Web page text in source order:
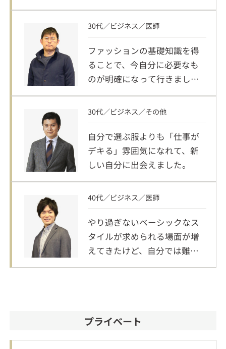
感。
30代／ビジネス／医師
ファッションの基礎知識を得
ることで、今自分に必要なも
のが明確になって行きまし
た！
30代／ビジネス／その他
自分で選ぶ服よりも「仕事が
デキる」雰囲気になれて、新
しい自分に出会えました。
40代／ビジネス／医師
やり過ぎないベーシックなス
タイルが求められる場面が増
えてきたけど、自分では難し
くて…
プライベート